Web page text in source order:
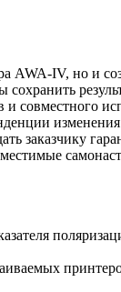
AWA-IV, но и
заказчику